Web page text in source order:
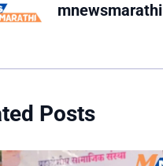
mnewsmarathi
Posts